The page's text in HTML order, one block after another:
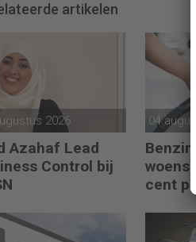
artikelen
2026
Azahaf Lead
Control bij
04
cent